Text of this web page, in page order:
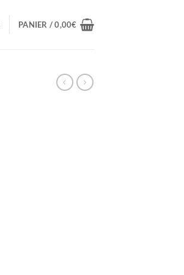
PANIER /0,00€